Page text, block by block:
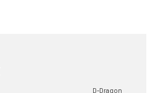
D-Dragon